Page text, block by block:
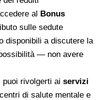
al Bonus
sulle sedute
disponibili a discutere la
— non avere
rivolgerti ai servizi
di salute mentale e